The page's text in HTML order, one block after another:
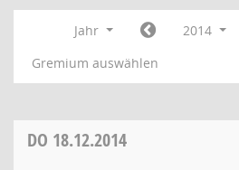
Jahr
2014
Gremium auswählen
DO 18.12.2014